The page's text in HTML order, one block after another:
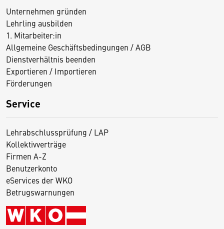
Unternehmen gründen
Lehrling ausbilden
1. Mitarbeiter:in
Allgemeine Geschäftsbedingungen / AGB
Dienstverhältnis beenden
Exportieren / Importieren
Förderungen
Service
Lehrabschlussprüfung / LAP
Kollektivverträge
Firmen A-Z
Benutzerkonto
eServices der WKO
Betrugswarnungen